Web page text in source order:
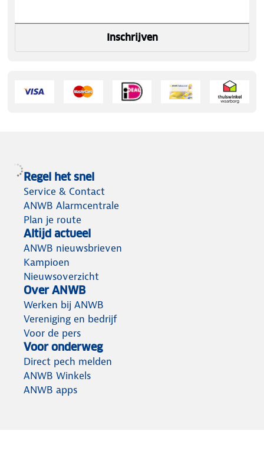
Inschrijven
Regel het snel
Service & Contact
ANWB Alarmcentrale
Plan je route
Altijd actueel
ANWB nieuwsbrieven
Kampioen
Nieuwsoverzicht
Over ANWB
Werken bij ANWB
Vereniging en bedrijf
Voor de pers
Voor onderweg
Direct pech melden
ANWB Winkels
ANWB apps